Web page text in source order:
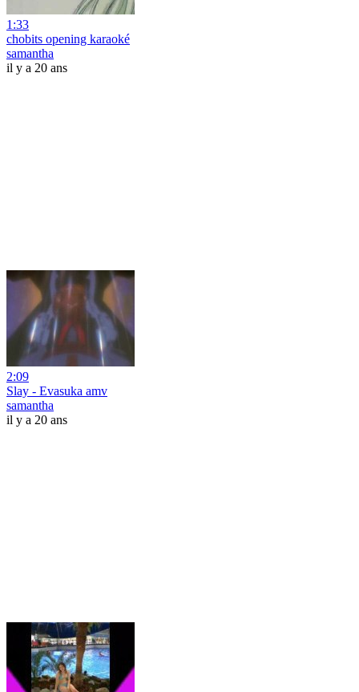
1:33
chobits opening karaoké
samantha
il y a 20 ans
2:09
Slay - Evasuka amv
samantha
il y a 20 ans